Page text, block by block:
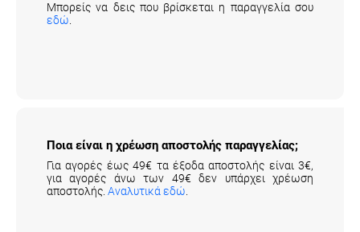
Μπορείς να δεις που βρίσκεται η παραγγελία σου
εδώ
Ποια είναι η χρέωση αποστολής παραγγελίας;
Για αγορές έως 49€ τα έξοδα αποστολής είναι 3€,
για αγορές άνω των 49€ δεν υπάρχει χρέωση
αποστολής. Αναλυτικά εδώ